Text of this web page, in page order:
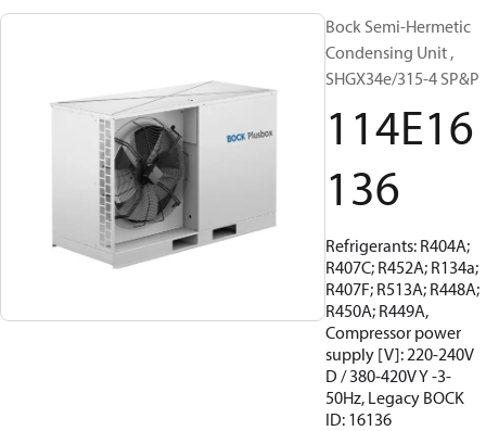
Bock Semi-Hermetic
Condensing Unit ,
SHGX34e/315-4 SP&P
114E16
136
Refrigerants: R404A;
R407C; R452A; R134a;
R407F; R513A; R448A;
R450A; R449A,
Compressor power
supply [V]: 220-240V
D / 380-420V Y -3-
50Hz, Legacy BOCK
ID: 16136